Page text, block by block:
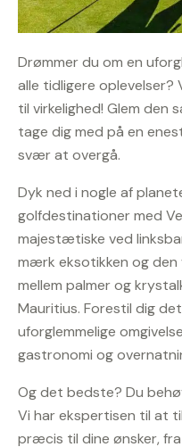
Drømmer du om en
alle tidligere oplevelser?
til virkelighed! Glem den
tage dig med på en
svær at overgå.
Dyk ned i nogle af
golfdestinationer med
majestætiske ved
mærk eksotikken og den
mellem palmer og
Mauritius. Forestil dig
uforglemmelige
gastronomi og
Og det bedste? Du
Vi har ekspertisen til at
præcis til dine ønsker,